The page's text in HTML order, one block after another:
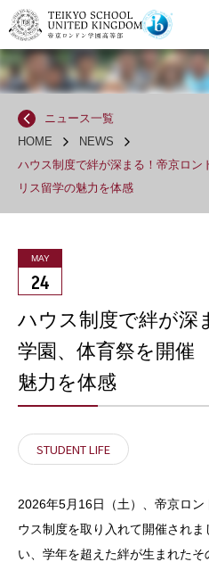
ニュース一覧
HOME
NEWS
ハウス制度で絆が深まる！帝京ロ
リス留学の魅力を体感
MAY
24
ハウス制度で絆が深
学園、体育祭を開
魅力を体感
STUDENT LIFE
2026年5月16日（土）、帝京ロ
ウス制度を取り入れて開催され
い、学年を超えた絆が生まれたそ